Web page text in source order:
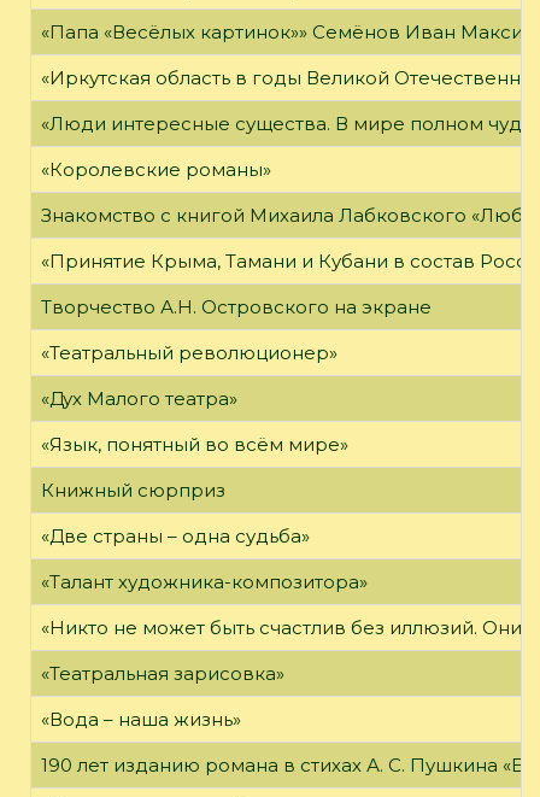
«Папа «Весёлых картинок»» Семёнов Иван
«Иркутская область в годы Великой
«Люди интересные существа. В мире полном
«Королевские романы»
Знакомство с книгой Михаила Лабковского
«Принятие Крыма, Тамани и Кубани в состав
Творчество А.Н. Островского на экране
«Театральный революционер»
«Дух Малого театра»
«Язык, понятный во всём мире»
Книжный сюрприз
«Две страны – одна судьба»
«Талант художника-композитора»
«Никто не может быть счастлив без иллюзий. Они
«Театральная зарисовка»
«Вода – наша жизнь»
190 лет изданию романа в стихах А. С. Пушкина